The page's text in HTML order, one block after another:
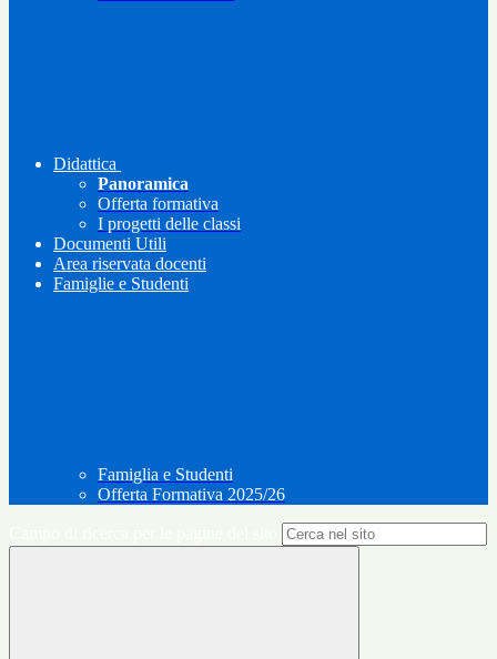
Didattica
Panoramica
Offerta formativa
I progetti delle classi
Documenti Utili
Area riservata docenti
Famiglie e Studenti
Famiglia e Studenti
Offerta Formativa 2025/26